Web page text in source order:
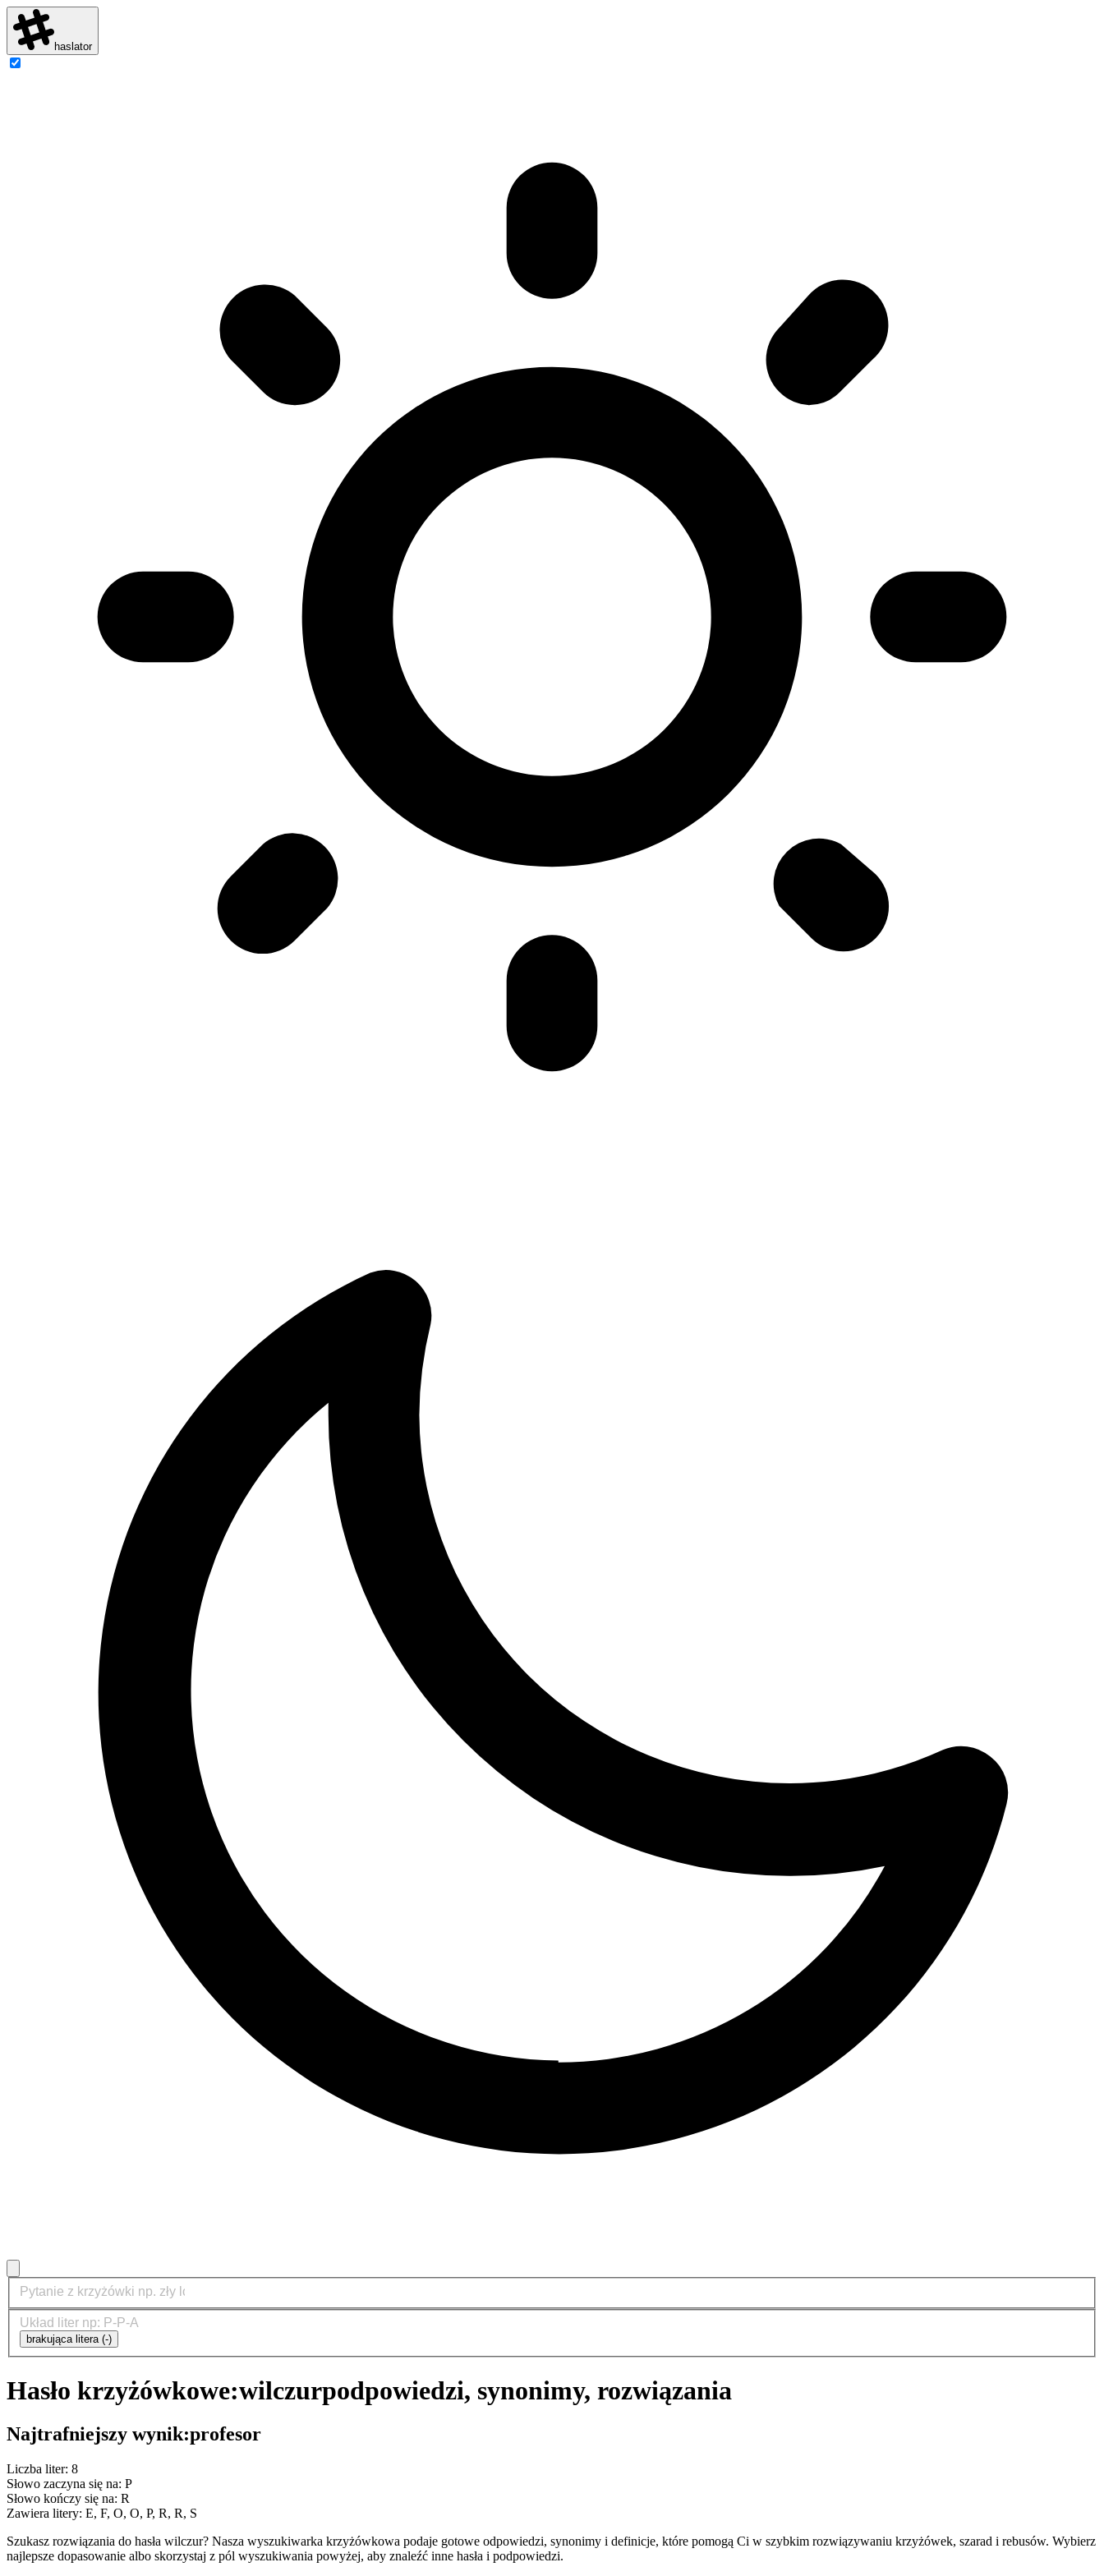
haslator
brakująca litera (-)
Hasło krzyżówkowe:wilczurpodpowiedzi, synonimy, rozwiązania
Najtrafniejszy wynik:profesor
Liczba liter: 8
Słowo zaczyna się na: P
Słowo kończy się na: R
Zawiera litery: E, F, O, O, P, R, R, S
Szukasz rozwiązania do hasła wilczur? Nasza wyszukiwarka krzyżówkowa podaje gotowe odpowiedzi, synonimy i definicje, które pomogą Ci w szybkim rozwiązywaniu krzyżówek, szarad i rebusów. Wybierz
najlepsze dopasowanie albo skorzystaj z pól wyszukiwania powyżej, aby znaleźć inne hasła i podpowiedzi.